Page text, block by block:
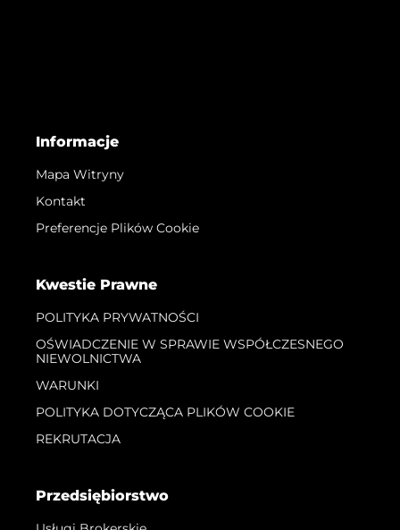
Informacje
Mapa Witryny
Kontakt
Preferencje Plików Cookie
Kwestie Prawne
POLITYKA PRYWATNOŚCI
OŚWIADCZENIE W SPRAWIE WSPÓŁCZESNEGO
NIEWOLNICTWA
WARUNKI
POLITYKA DOTYCZĄCA PLIKÓW COOKIE
REKRUTACJA
Przedsiębiorstwo